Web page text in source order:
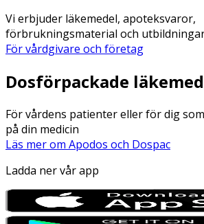
Vi erbjuder läkemedel, apoteksvaror,
förbrukningsmaterial och
För vårdgivare och företag
Dosförpackade
För vårdens patienter eller för dig
på din medicin
Läs mer om Apodos och Dospac
Ladda ner vår app